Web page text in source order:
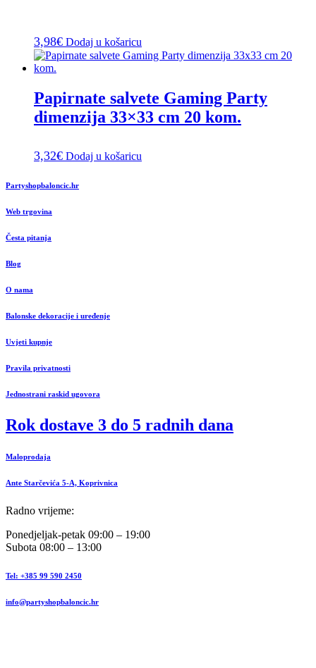
3,98€ Dodaj u košaricu
Papirnate salvete Gaming Party
dimenzija 33×33 cm 20 kom.
3,32€ Dodaj u košaricu
Partyshopbaloncic.hr
Web trgovina
Česta pitanja
Blog
O nama
Balonske dekoracije i uređenje
Uvjeti kupnje
Pravila privatnosti
Jednostrani raskid ugovora
Rok dostave 3 do 5 radnih dana
Maloprodaja
Ante Starčevića 5-A, Koprivnica
Radno vrijeme:
Ponedjeljak-petak 09:00 – 19:00
Subota 08:00 – 13:00
Tel: +385 99 590 2450
info@partyshopbaloncic.hr